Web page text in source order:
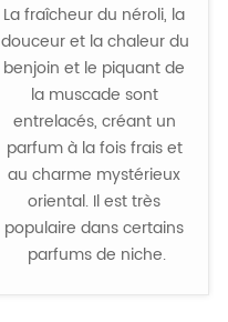
La fraîcheur du néroli, la
douceur et la chaleur du
benjoin et le piquant de
la muscade sont
entrelacés, créant un
parfum à la fois frais et
au charme mystérieux
oriental. Il est très
populaire dans certains
parfums de niche.